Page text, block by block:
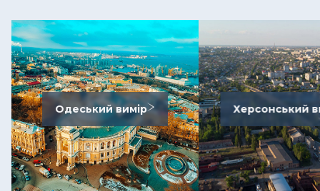
Одеський вимір Херсонський